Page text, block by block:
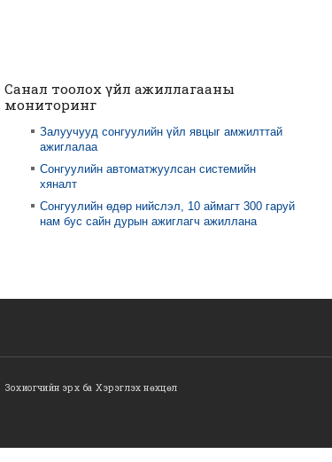
Санал тоолох үйл ажиллагааны
мониторинг
Залуучууд сонгуулийн үйл явцыг амжилттай
ажиглалаа
Сонгуулийн автоматжуулсан системийн
хяналт
Сонгуулийн өдөр нийслэл, 10 аймагт 300 гаруй
нам бус сайн дурын ажиглагч ажиллана
Зохиогчийн эрх ба Хэрэглэх нөхцөл